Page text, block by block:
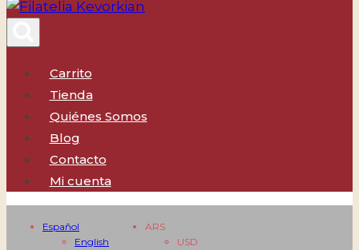
Carrito
Tienda
Quiénes Somos
Blog
Contacto
Mi cuenta
Español
English
ARS
USD